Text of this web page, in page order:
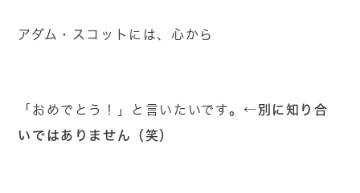
アダム・スコットには、心から
「おめでとう！」と言いたいです。←別に知り合
いではありません（笑）